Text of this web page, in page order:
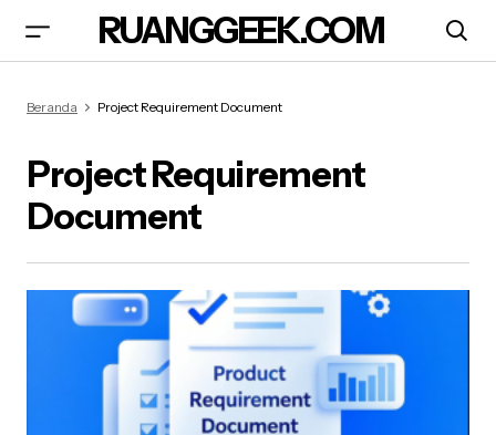
RUANGGEEK.COM
Beranda Project Requirement Document
Project Requirement
Document